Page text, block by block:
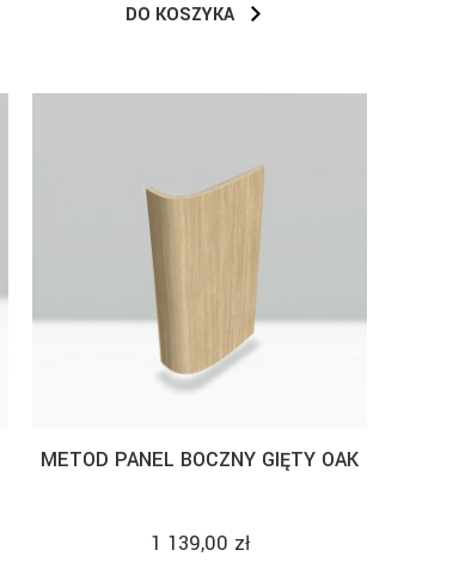
DO KOSZYKA
METOD PANEL BOCZNY GIĘTY OAK
1 139,00 zł